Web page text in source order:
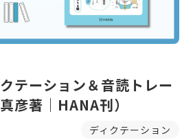
テーション＆音読トレー
彦著｜HANA刊）
ディクテーション